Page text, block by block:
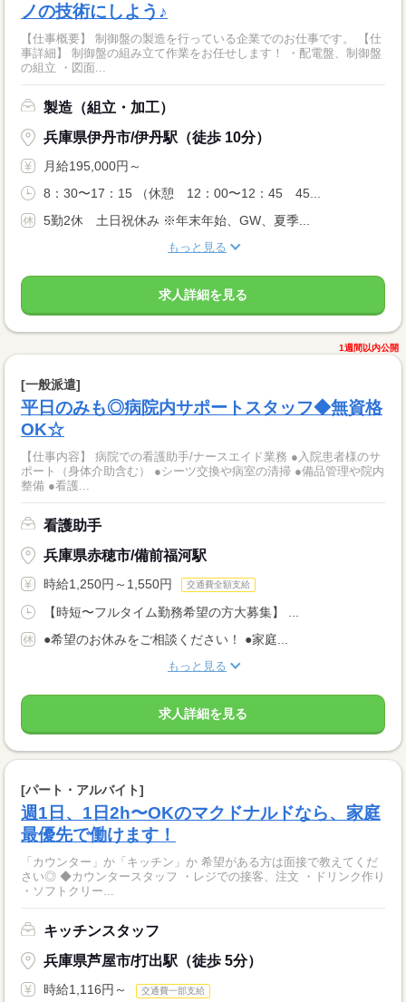
ノの技術にしよう♪
【仕事概要】 制御盤の製造を行っている企業でのお仕事です。 【仕
事詳細】 制御盤の組み立て作業をお任せします！ ・配電盤、制御盤
の組立 ・図面...
製造（組立・加工）
兵庫県伊丹市/伊丹駅（徒歩 10分）
月給195,000円～
8：30〜17：15 （休憩 12：00〜12：45 45...
5勤2休 土日祝休み ※年末年始、GW、夏季...
もっと見る
求人詳細を見る
1週間以内公開
[一般派遣]
平日のみも◎病院内サポートスタッフ◆無資格
OK☆
【仕事内容】 病院での看護助手/ナースエイド業務 ●入院患者様のサ
ポート（身体介助含む） ●シーツ交換や病室の清掃 ●備品管理や院内
整備 ●看護...
看護助手
兵庫県赤穂市/備前福河駅
時給1,250円～1,550円 交通費全額支給
【時短〜フルタイム勤務希望の方大募集】 ...
●希望のお休みをご相談ください！ ●家庭...
もっと見る
求人詳細を見る
[パート・アルバイト]
週1日、1日2h〜OKのマクドナルドなら、家庭
最優先で働けます！
「カウンター」か「キッチン」か 希望がある方は面接で教えてくだ
さい◎ ◆カウンタースタッフ ・レジでの接客、注文 ・ドリンク作り
・ソフトクリー...
キッチンスタッフ
兵庫県芦屋市/打出駅（徒歩 5分）
時給1,116円～ 交通費一部支給